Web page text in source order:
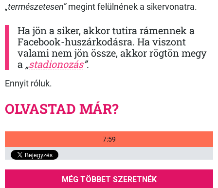
„természetesen”megint felülnének a sikervonatra.
Ha jön a siker, akkor tutira rámennek a
Facebook-huszárkodásra. Ha viszont
valami nem jön össze, akkor rögtön megy
a „stadionozás”.
Ennyit róluk.
OLVASTAD MÁR?
7:59
MÉG TÖBBET SZERETNÉK